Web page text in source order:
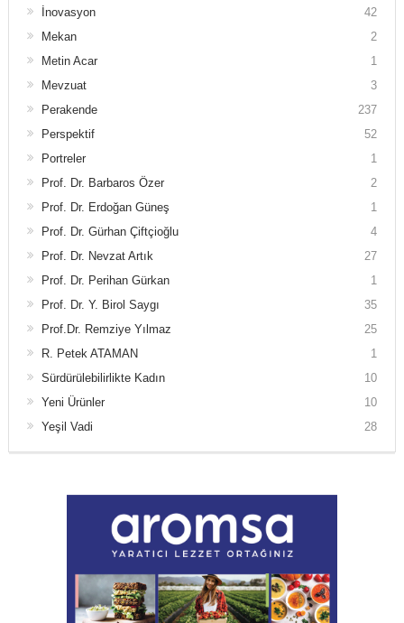
İnovasyon
42
Mekan
2
Metin Acar
1
Mevzuat
3
Perakende
237
Perspektif
52
Portreler
1
Prof. Dr. Barbaros Özer
2
Prof. Dr. Erdoğan Güneş
1
Prof. Dr. Gürhan Çiftçioğlu
4
Prof. Dr. Nevzat Artık
27
Prof. Dr. Perihan Gürkan
1
Prof. Dr. Y. Birol Saygı
35
Prof.Dr. Remziye Yılmaz
25
R. Petek ATAMAN
1
Sürdürülebilirlikte Kadın
10
Yeni Ürünler
10
Yeşil Vadi
28